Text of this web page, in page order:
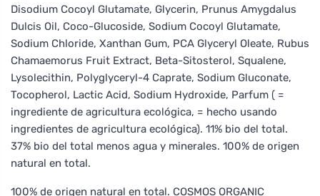
Disodium Cocoyl Glutamate, Glycerin, Prunus Amygdalus
Dulcis Oil, Coco-Glucoside, Sodium Cocoyl Glutamate,
Sodium Chloride, Xanthan Gum, PCA Glyceryl Oleate, Rubus
Chamaemorus Fruit Extract, Beta-Sitosterol, Squalene,
Lysolecithin, Polyglyceryl-4 Caprate, Sodium Gluconate,
Tocopherol, Lactic Acid, Sodium Hydroxide, Parfum ( =
ingrediente de agricultura ecológica, = hecho usando
ingredientes de agricultura ecológica). 11% bio del total.
37% bio del total menos agua y minerales. 100% de origen
natural en total.
100% de origen natural en total. COSMOS ORGANIC